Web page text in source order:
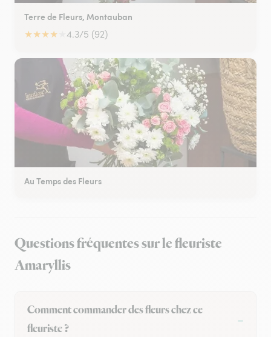
Terre de Fleurs, Montauban
★★★★ 4.3/5 (92)
Au Temps des Fleurs
Questions fréquentes sur le fleuriste
Amaryllis
Comment commander des fleurs chez ce
fleuriste ?